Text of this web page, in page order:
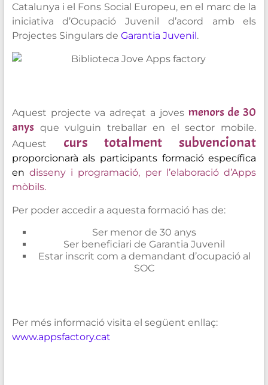
Catalunya i el Fons Social Europeu, en el marc de la
iniciativa d’Ocupació Juvenil d’acord amb els
Projectes Singulars de Garantia Juvenil.
Aquest projecte va adreçat a joves menors de 30
anysque vulguin treballar en el sector mobile.
Aquest curs totalment subvencionat
proporcionarà als participants formació específica
en disseny i programació, per l’elaboració d’Apps
mòbils.
Per poder accedir a aquesta formació has de:
Ser menor de 30 anys
Ser beneficiari de Garantia Juvenil
Estar inscrit com a demandant d’ocupació al
SOC
Per més informació visita el següent enllaç:
www.appsfactory.cat